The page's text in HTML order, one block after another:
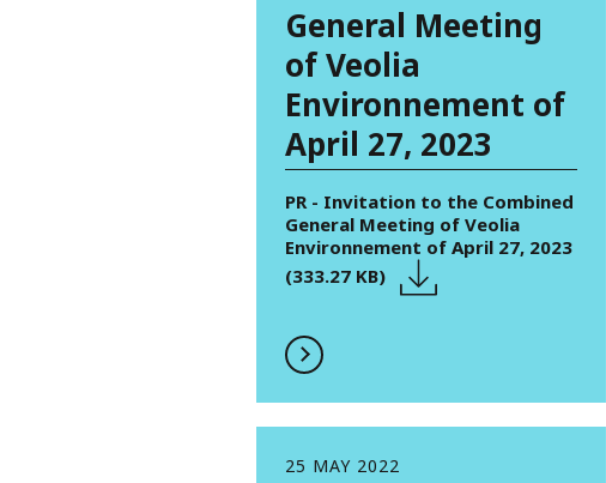
General Meeting
of Veolia
Environnement of
April 27, 2023
PR - Invitation to the Combined
General Meeting of Veolia
Environnement of April 27, 2023
(333.27 KB)
25 MAY 2022